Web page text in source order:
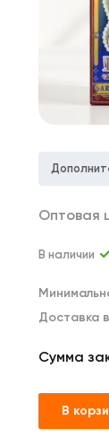
Оптовая
В наличии
Доставка
Сумма
В